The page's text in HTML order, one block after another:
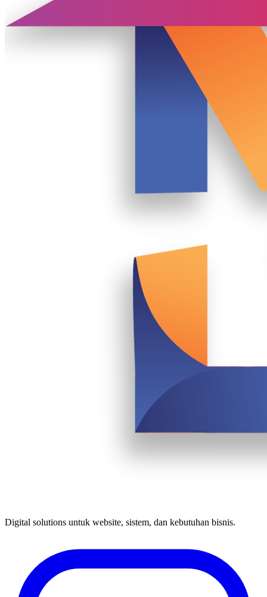
Digital solutions untuk website, sistem, dan kebutuhan bisnis.